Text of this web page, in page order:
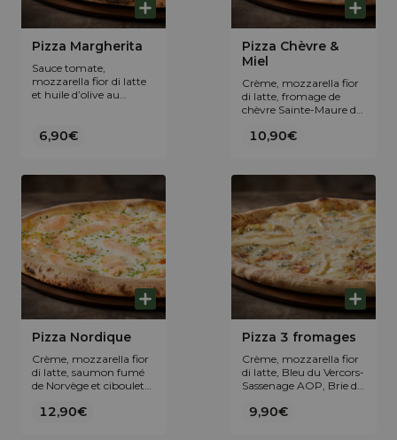
Pizza Margherita
Sauce tomate,
mozzarella fior di latte
et huile d’olive au
6,90€
Pizza Chèvre &
Miel
Crème, mozzarella fior
di latte, fromage de
chèvre Sainte-Maure de
d’oignons et miel
10,90€
Pizza Nordique
Crème, mozzarella fior
di latte, saumon fumé
de Norvège et ciboulette
12,90€
Pizza 3 fromages
Crème, mozzarella fior
di latte, Bleu du Vercors-
Sassenage AOP, Brie de
9,90€